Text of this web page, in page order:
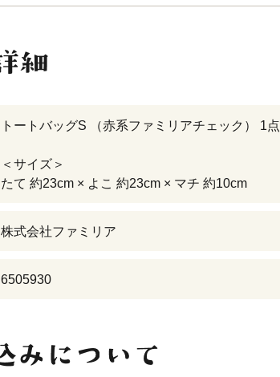
トートバッグS （赤系ファミリアチェック） 1点
＜サイズ＞
たて 約23cm × よこ 約23cm × マチ 約10cm
株式会社ファミリア
6505930